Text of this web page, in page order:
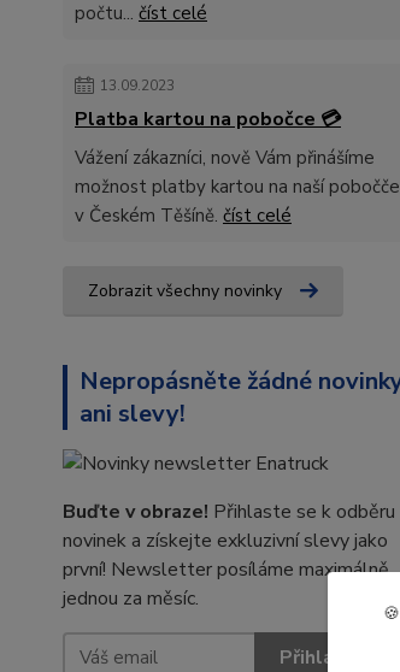
počtu... číst celé
13.09.2023
Platba kartou na pobočce 💳
Vážení zákazníci, nově Vám přinášíme
možnost platby kartou na naší pobočče
v Českém Těšíně. číst celé
Zobrazit všechny novinky
Nepropásněte žádné
ani slevy!
Buďte v obraze! Přihlaste se k odběru
novinek a získejte exkluzivní slevy jako
první! Newsletter posíláme maximálně
jednou za měsíc.
Přihlásit se